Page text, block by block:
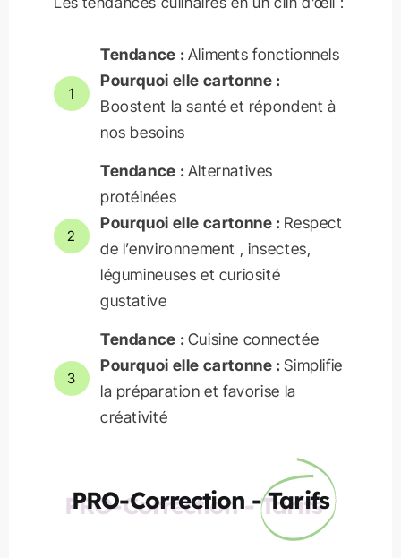
1
Tendance : Aliments fonctionnels
Pourquoi elle cartonne :
Boostent la santé et répondent à
nos besoins
2
Tendance : Alternatives
protéinées
Pourquoi elle cartonne : Respect
de l’environnement , insectes,
légumineuses et curiosité
gustative
3
Tendance : Cuisine connectée
Pourquoi elle cartonne :Simplifie
la préparation et favorise la
créativité
PRO-Correction -Tarifs